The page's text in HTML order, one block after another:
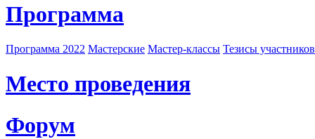
Программа
Программа 2022 Мастерские Мастер-классы Тезисы
Место проведения
Форум